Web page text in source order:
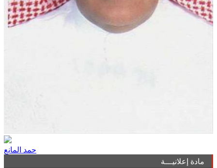
حمد المانع
مادة إعلانيـــة